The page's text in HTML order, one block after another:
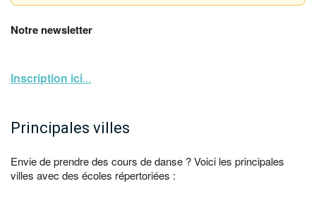
Notre newsletter
Inscription ici...
Principales villes
Envie de prendre des cours de danse ? Voici les principales
villes avec des écoles répertoriées :